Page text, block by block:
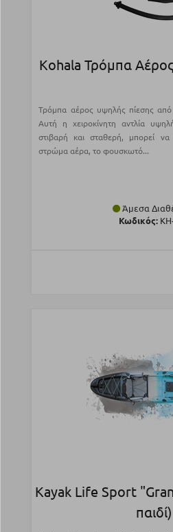
Kohala Τρόμπα
Τρόμπα αέρος υψηλής πίεσης
Αυτή η χειροκίνητη αντλία
στιβαρή και σταθερή, μπορεί
στρώμα αέρα, το φουσκωτό...
Άμεσα
Κωδικός:
Kayak Life Sport
παιδί)